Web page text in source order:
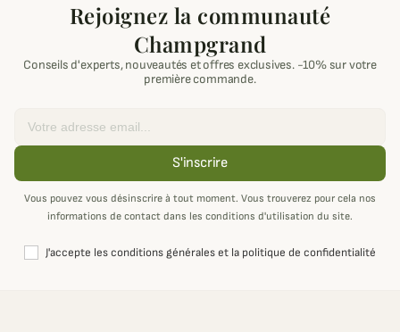
Rejoignez la communauté
Champgrand
Conseils d'experts, nouveautés et offres exclusives. -10% sur votre
première commande.
S'inscrire
Vous pouvez vous désinscrire à tout moment. Vous trouverez pour cela nos
informations de contact dans les conditions d'utilisation du site.
J'accepte les conditions générales et la politique de confidentialité